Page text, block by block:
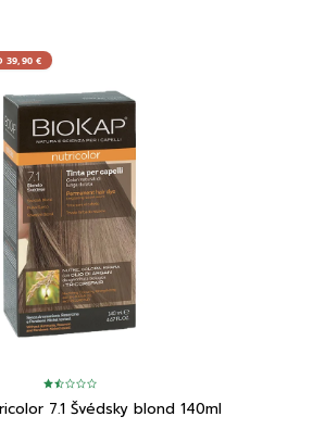
39,90 €
7.1 Švédsky blond 140ml